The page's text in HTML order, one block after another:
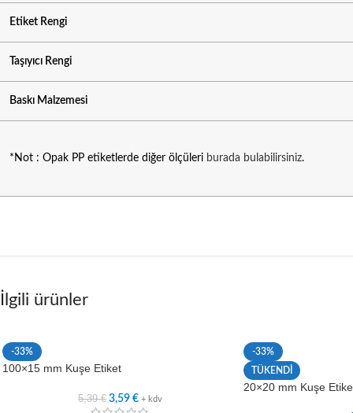
Etiket Rengi
Taşıyıcı Rengi
Baskı Malzemesi
*Not : Opak PP etiketlerde diğer ölçüleri burada bulabilirsiniz.
İlgili ürünler
-33%
100×15 mm Kuşe Etiket
5,39€ 3,59€ + kdv
-33%
TÜKENDİ
20×20 mm Kuşe